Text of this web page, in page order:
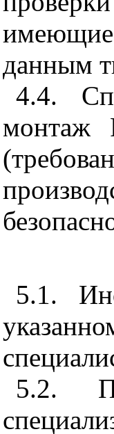
имеющие
данным
4.4.
монтаж
5.1.
5.2.